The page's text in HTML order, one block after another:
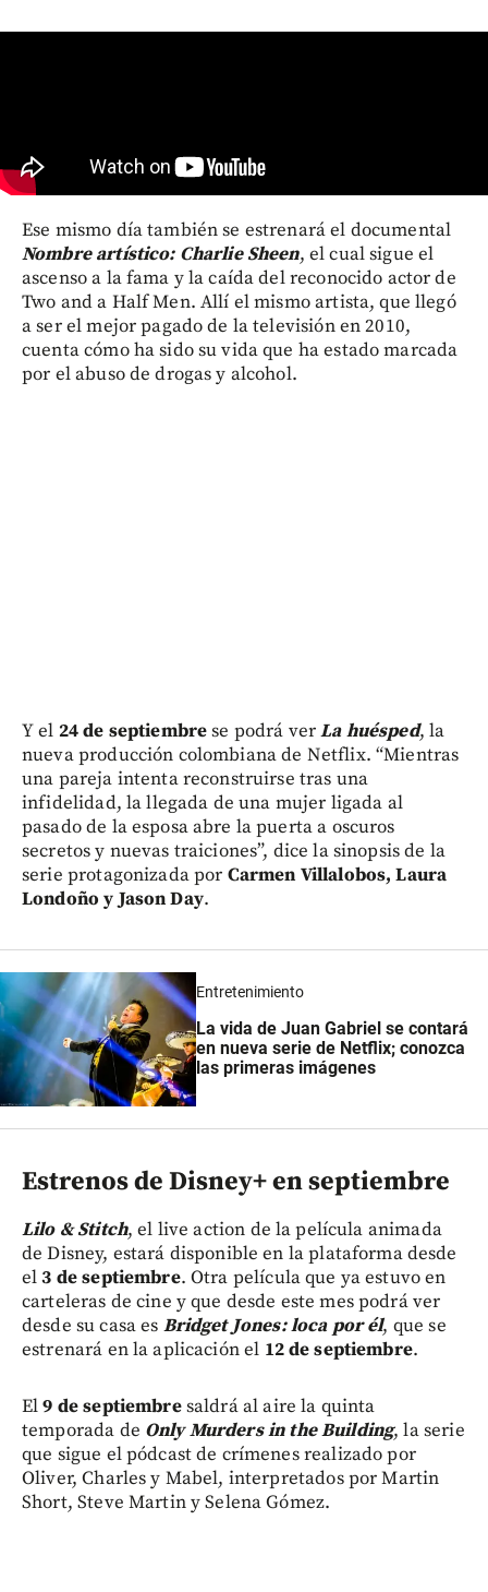
Ese mismo día también se estrenará el documental
Nombre artístico: Charlie Sheen, el cual sigue el
ascenso a la fama y la caída del reconocido actor de
Two and a Half Men. Allí el mismo artista, que llegó
a ser el mejor pagado de la televisión en 2010,
cuenta cómo ha sido su vida que ha estado marcada
por el abuso de drogas y alcohol.
Y el 24 de septiembrese podrá verLa huésped, la
nueva producción colombiana de Netflix. “Mientras
una pareja intenta reconstruirse tras una
infidelidad, la llegada de una mujer ligada al
pasado de la esposa abre la puerta a oscuros
secretos y nuevas traiciones”, dice la sinopsis de la
serie protagonizada por Carmen Villalobos, Laura
Londoño y Jason Day.
Entretenimiento
La vida de Juan Gabriel se contará
en nueva serie de Netflix; conozca
las primeras imágenes
Estrenos de Disney+ en septiembre
Lilo & Stitch, el live action de la película animada
de Disney, estará disponible en la plataforma desde
el3 de septiembre. Otra película que ya estuvo en
carteleras de cine y que desde este mes podrá ver
desde su casa es Bridget Jones: loca por él, que se
estrenará en la aplicación el 12 de septiembre.
El9 de septiembresaldrá al aire la quinta
temporada de Only Murders in the Building, la serie
que sigue el pódcast de crímenes realizado por
Oliver, Charles y Mabel, interpretados por Martin
Short, Steve Martin y Selena Gómez.